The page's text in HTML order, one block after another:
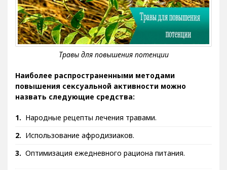
Наиболее распространенными методами
повышения сексуальной активности можно
назвать следующие средства:
Народные рецепты лечения травами.
Использование афродизиаков.
Оптимизация ежедневного рациона питания.